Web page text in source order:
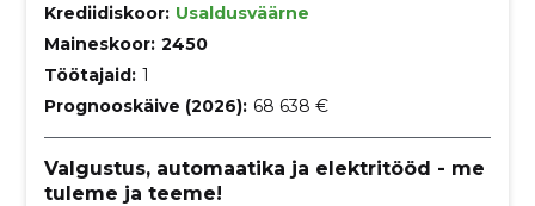
Krediidiskoor: Usaldusväärne
Maineskoor: 2450
Töötajaid: 1
Prognooskäive (2026): 68 638 €
Valgustus, automaatika ja elektritööd - me
tuleme ja teeme!